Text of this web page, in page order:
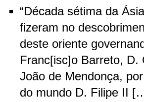
“Década sétima da
fizeram no
deste oriente
Franc[isc]o Barreto, D.
João de Mendonça,
do mundo D. Filipe II